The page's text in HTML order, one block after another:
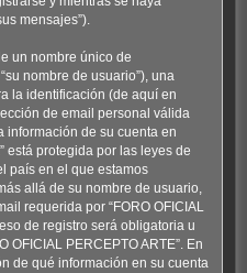
mensajes”).
un nombre único de
nombre de usuario”), una
la identificación (de aquí en
de email personal válida
información de su cuenta en
está protegida por las leyes de
país en el que estamos
allá de su nombre de usuario,
requerida por “FORO OFICIAL
de registro será obligatoria u
OFICIAL PERCEPTO ARTE”. En
de qué información en su cuenta